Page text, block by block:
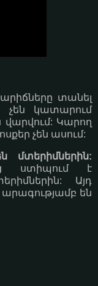
տանել
չեն կատարում
վարվում: Կարող
չեն ասում:
ստիպում է
Այդ
են